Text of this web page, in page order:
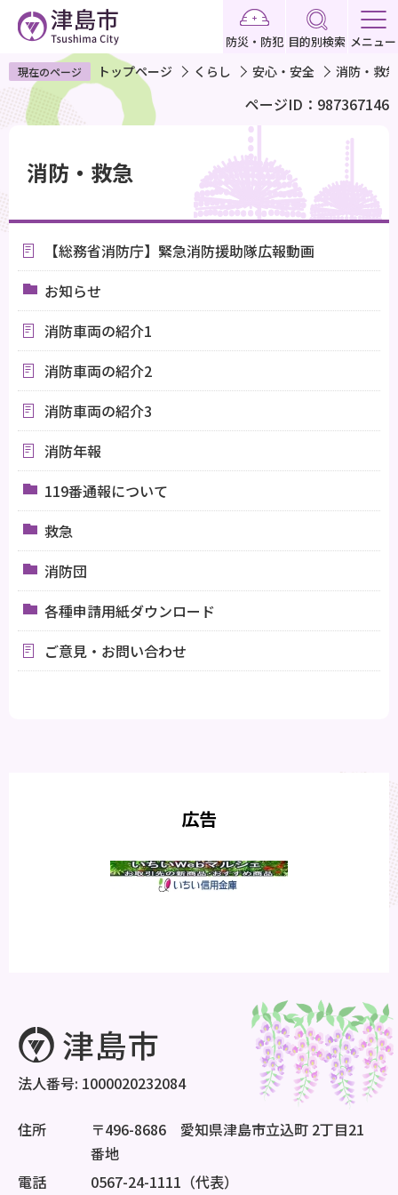
ペ
ー
ジ
で
す
防災・防犯 目的別検索 メニュー
現在のページ トップページ くらし 安心・安全 消防・救急
ページID：987367146
消防・救急
【総務省消防庁】緊急消防援助隊広報動画
お知らせ
消防車両の紹介1
消防車両の紹介2
消防車両の紹介3
消防年報
119番通報について
救急
消防団
各種申請用紙ダウンロード
ご意見・お問い合わせ
広告
法人番号: 1000020232084
住所
〒496-8686 愛知県津島市立込町 2丁目21
番地
電話
0567-24-1111（代表）